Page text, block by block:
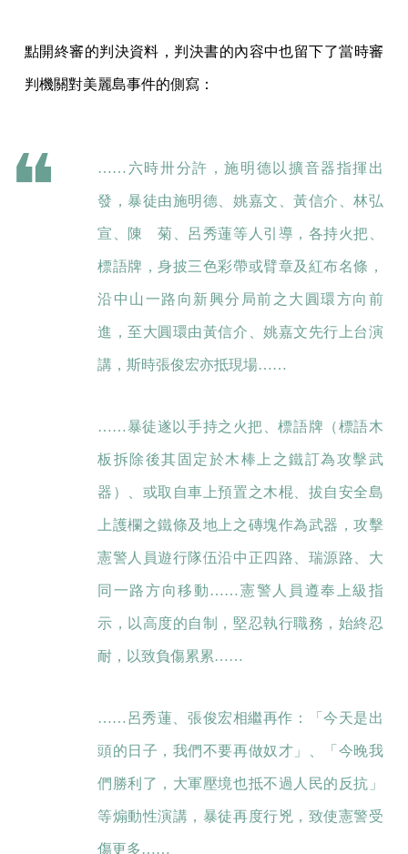
點開終審的判決資料，判決書的內容中也留下了當時審
判機關對美麗島事件的側寫：
……六時卅分許，施明德以擴音器指揮出
發，暴徒由施明德、姚嘉文、黃信介、林弘
宣、陳 菊、呂秀蓮等人引導，各持火把、
標語牌，身披三色彩帶或臂章及紅布名條，
沿中山一路向新興分局前之大圓環方向前
進，至大圓環由黃信介、姚嘉文先行上台演
講，斯時張俊宏亦抵現場……
……暴徒遂以手持之火把、標語牌（標語木
板拆除後其固定於木棒上之鐵訂為攻擊武
器）、或取自車上預置之木棍、拔自安全島
上護欄之鐵條及地上之磚塊作為武器，攻擊
憲警人員遊行隊伍沿中正四路、瑞源路、大
同一路方向移動……憲警人員遵奉上級指
示，以高度的自制，堅忍執行職務，始終忍
耐，以致負傷累累……
……呂秀蓮、張俊宏相繼再作：「今天是出
頭的日子，我們不要再做奴才」、「今晚我
們勝利了，大軍壓境也抵不過人民的反抗」
等煽動性演講，暴徒再度行兇，致使憲警受
傷更多……